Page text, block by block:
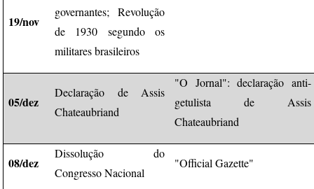
19/nov
governantes; Revolução
de 1930 segundo os
militares brasileiros
05/dez
Declaração de Assis
Chateaubriand
"O Jornal": declaração anti-
getulista de Assis
Chateaubriand
08/dez
Dissolução do
Congresso Nacional
"Official Gazette"